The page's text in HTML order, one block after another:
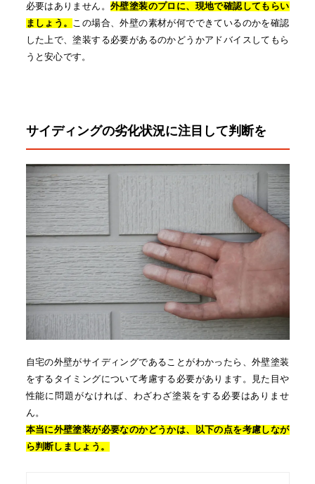
必要はありません。外壁塗装のプロに、現地で確認してもらい
ましょう。 この場合、外壁の素材が何でできているのかを確認
した上で、塗装する必要があるのかどうかアドバイスしてもら
うと安心です。
サイディングの劣化状況に注目して判断を
自宅の外壁がサイディングであることがわかったら、外壁塗装
をするタイミングについて考慮する必要があります。見た目や
性能に問題がなければ、わざわざ塗装をする必要はありませ
ん。
本当に外壁塗装が必要なのかどうかは、以下の点を考慮しなが
ら判断しましょう。